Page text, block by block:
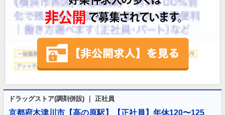
ドラッグストア(調剤併設) ｜ 正社員
京都府木津川市【高の原駅】【正社員】年休120〜125